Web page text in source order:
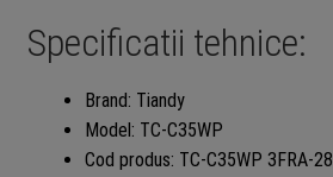
Specificatii tehnice:
Brand: Tiandy
Model: TC-C35WP
Cod produs: TC-C35WP 3FRA-28